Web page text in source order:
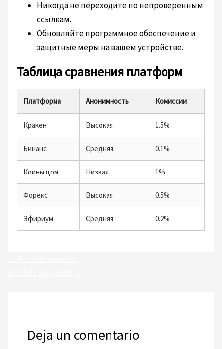
Никогда не переходите по непроверенным
ссылкам.
Обновляйте программное обеспечение и
защитные меры на вашем устройстве.
Таблица сравнения платформ
Платформа Анонимность Комиссии
Кракен Высокая 1.5%
Бинанс Средняя 0.1%
Коины.цом Низкая 1%
Форекс Высокая 0.5%
Эфириум Средняя 0.2%
Deja un comentario